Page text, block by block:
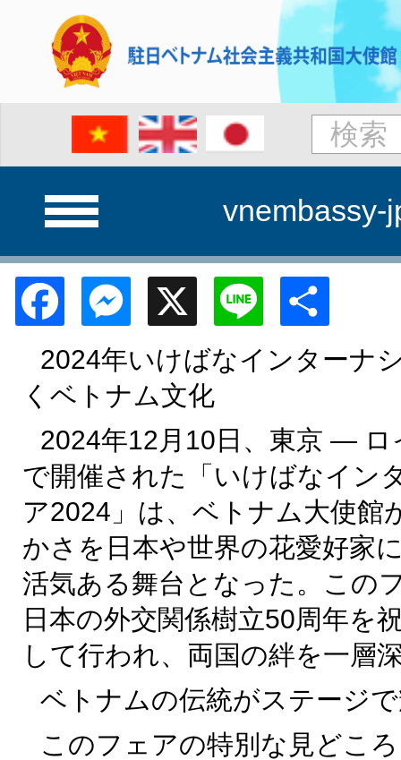
vnembassy-
FacebookMessenger
X Line
2024年いけばなインターナ
くベトナム文化
2024年12月10日、東京 —
で開催された「いけばなイン
ア2024」は、ベトナム大使館
かさを日本や世界の花愛好家
活気ある舞台となった。この
日本の外交関係樹立50周年を
して行われ、両国の絆を一層
ベトナムの伝統がステージ
このフェアの特別な見どこ